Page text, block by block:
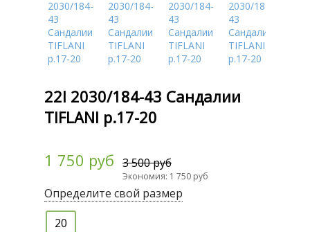
22I 2030/184-43 Сандалии
TIFLANI р.17-20
1 750 руб 3 500 руб
Экономия: 1 750 руб
Определите свой размер
20